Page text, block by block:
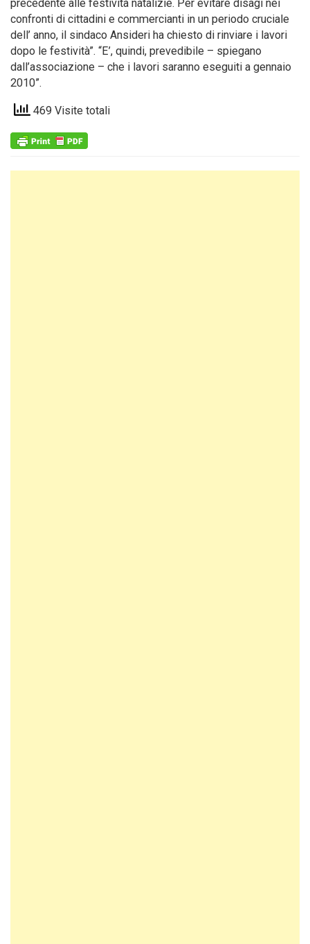
precedente alle festività natalizie. Per evitare disagi nei
confronti di cittadini e commercianti in un periodo cruciale
dell’ anno, il sindaco Ansideri ha chiesto di rinviare i lavori
dopo le festività”. “E’, quindi, prevedibile – spiegano
dall’associazione – che i lavori saranno eseguiti a gennaio
2010”.
469 Visite totali